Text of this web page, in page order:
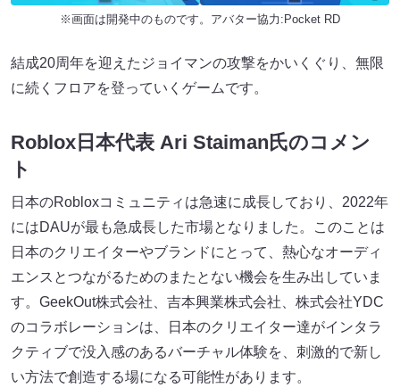
※画面は開発中のものです。アバター協力:Pocket RD
結成20周年を迎えたジョイマンの攻撃をかいくぐり、無限
に続くフロアを登っていくゲームです。
Roblox日本代表 Ari Staiman氏のコメン
ト
日本のRobloxコミュニティは急速に成長しており、2022年
にはDAUが最も急成長した市場となりました。このことは
日本のクリエイターやブランドにとって、熱心なオーディ
エンスとつながるためのまたとない機会を生み出していま
す。GeekOut株式会社、吉本興業株式会社、株式会社YDC
のコラボレーションは、日本のクリエイター達がインタラ
クティブで没入感のあるバーチャル体験を、刺激的で新し
い方法で創造する場になる可能性があります。